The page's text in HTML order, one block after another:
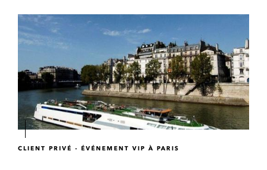
CLIENT PRIVÉ - ÉVÉNEMENT VIP À PARIS